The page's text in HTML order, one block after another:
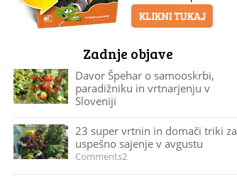
Zadnje objave
Davor Špehar o samooskrbi,
paradižniku in vrtnarjenju v
Sloveniji
23 super vrtnin in domači triki za
uspešno sajenje v avgustu
Comments2